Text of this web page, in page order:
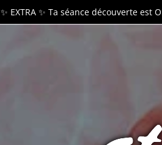
✨ EXTRA ✨ Ta séance découverte est